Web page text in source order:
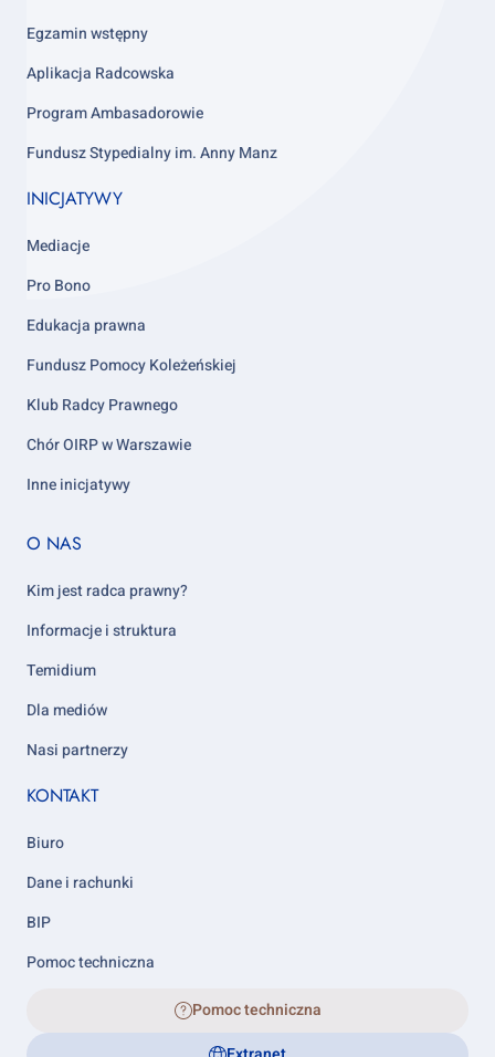
4
Egzamin wstępny
Aplikacja Radcowska
Program Ambasadorowie
Fundusz Stypedialny im. Anny Manz
INICJATYWY
Mediacje
Pro Bono
Edukacja prawna
Fundusz Pomocy Koleżeńskiej
Klub Radcy Prawnego
Chór OIRP w Warszawie
Inne inicjatywy
Footer
5
O NAS
Kim jest radca prawny?
Informacje i struktura
Temidium
Dla mediów
Nasi partnerzy
KONTAKT
Biuro
Dane i rachunki
BIP
Pomoc techniczna
Pomoc techniczna